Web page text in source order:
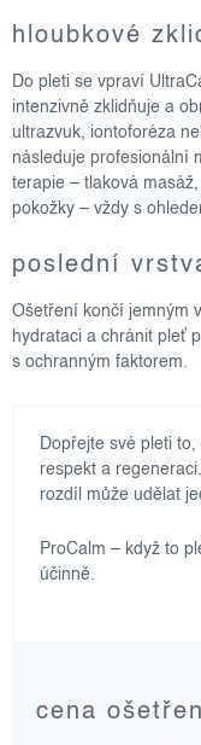
hloubkové
Do pleti se vpraví
intenzivně zklidňuje a
ultrazvuk, iontoforéza
následuje profesionální
terapie – tlaková
pokožky – vždy s
poslední
Ošetření končí jemným
hydrataci a chránit pleť
s ochranným faktorem.
Dopřejte své pleti
respekt a
rozdíl může udělat
ProCalm – když to
účinně.
cena